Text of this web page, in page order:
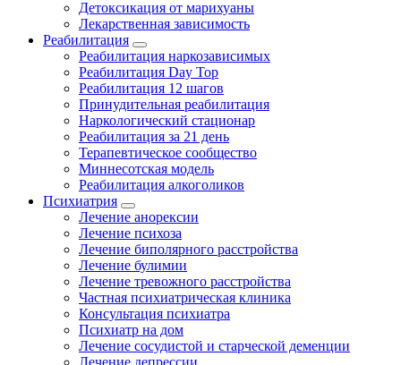
Детоксикация от марихуаны
Лекарственная зависимость
Реабилитация
Реабилитация наркозависимых
Реабилитация Day Top
Реабилитация 12 шагов
Принудительная реабилитация
Наркологический стационар
Реабилитация за 21 день
Терапевтическое сообщество
Миннесотская модель
Реабилитация алкоголиков
Психиатрия
Лечение анорексии
Лечение психоза
Лечение биполярного расстройства
Лечение булимии
Лечение тревожного расстройства
Частная психиатрическая клиника
Консультация психиатра
Психиатр на дом
Лечение сосудистой и старческой деменции
Лечение депрессии